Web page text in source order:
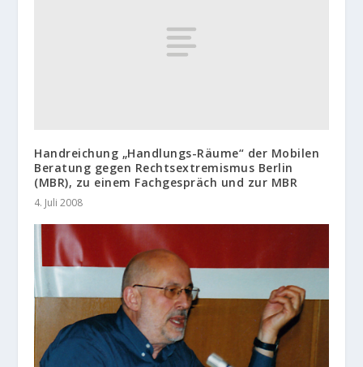
Handreichung „Handlungs-Räume“ der Mobilen
Beratung gegen Rechtsextremismus Berlin
(MBR), zu einem Fachgespräch und zur MBR
4. Juli 2008